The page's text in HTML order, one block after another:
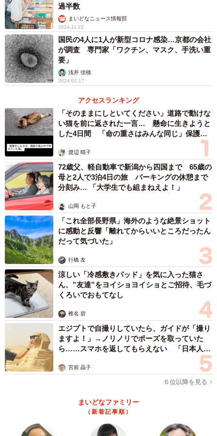
過半数
まいどなニュース情報部
2024.11.22
国民の4人に1人が新型コロナ感染…京都の会社
が調査 専門家「ワクチン、マスク、手洗い重
要」
浅井 佳穂
2024.02.17
アクセスランキング
「そのままにしといてください」道路で動けな
い猫を前に返された一言… 懸命に生きようと
した4日間 「命の重さはみんな同じ」保護団
渡辺 晴子
72歳父、軽自動車で新潟から四国まで 65歳の
母と2人で3泊4日の旅 パーキングの休憩まで
分刻み… 「大学生でも組まねえよ！」
山岡 もと子
「これ全部長野県」海外のような絶景ショット
に感動と反響「離れてからいいところだったん
だって気づいた」
行橋 友
涼しい「冷感敷きパッド」を気に入った猫さ
ん、”友達”をヨイショヨイショとご招待、毛づ
くろいでおもてなし
椎名 碧
エジプトで自撮りしていたら、ガイドが「撮り
ますよ！」→ノリノリでポーズを取っていた
ら……スマホを返してもらえない 「日本人は
カモ代表かも」「私は6時間で3万円払った」
宮前 晶子
６位以降を見る
まいどなファミリー
（新着記事順）